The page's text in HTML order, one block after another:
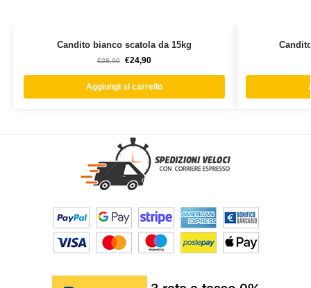
Candito bianco scatola da 15kg
€28,90 €24,90
Aggiungi al carrello